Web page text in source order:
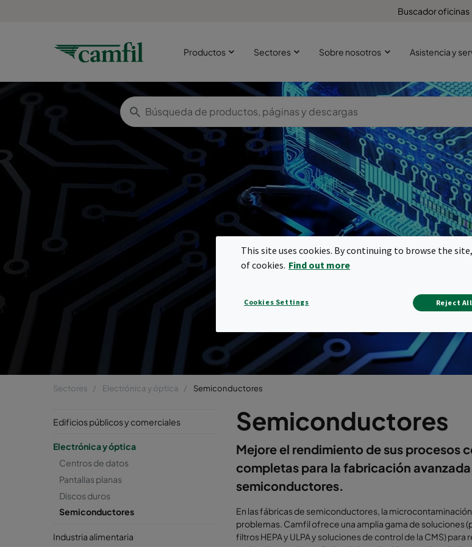
Buscador oficinas
Productos Sectores Sobre nosotros Asistencia y
Sectores Electrónica y óptica Semiconductores
Edificios públicos y comerciales
Electrónica y óptica
Centros de datos
Pantallas planas
Discos duros
Semiconductores
Industria alimentaria
Semiconductores
Mejore el rendimiento de sus procesos
completas para la fabricación
semiconductores.
En las fábricas de semiconductores, la
problemas. Camfil ofrece una amplia gama de soluciones
filtros HEPA y ULPA y soluciones de control de la CMS)
This site uses cookies. By continuing to browse the
of cookies. Find out more
Cookies Settings Reject All